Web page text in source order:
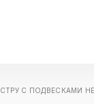
С ПОДВЕСКАМИ